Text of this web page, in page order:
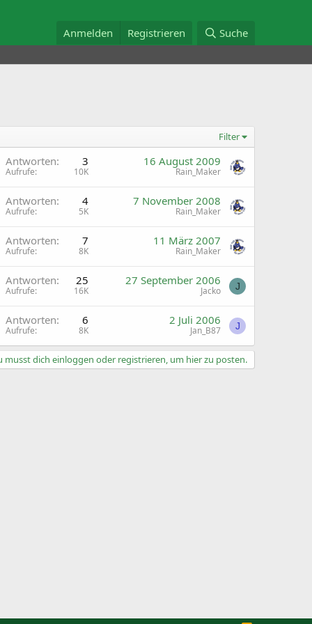
Anmelden Registrieren Suche
Filter
Antworten 3
Aufrufe 10K
16 August 2009
Rain_Maker
Antworten 4
Aufrufe 5K
7 November 2008
Rain_Maker
Antworten 7
Aufrufe 8K
11 März 2007
Rain_Maker
Antworten 25
Aufrufe 16K
27 September 2006
Jacko J
Antworten 6
Aufrufe 8K
2 Juli 2006
Jan_B87 J
musst dich einloggen oder registrieren, um hier zu posten.